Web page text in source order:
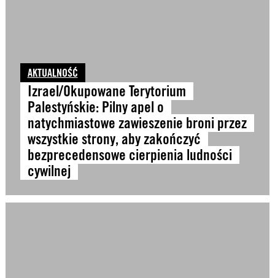
AKTUALNOŚĆ
Izrael/Okupowane Terytorium
Palestyńskie: Pilny apel o
natychmiastowe zawieszenie broni przez
wszystkie strony, aby zakończyć
bezprecedensowe cierpienia ludności
cywilnej